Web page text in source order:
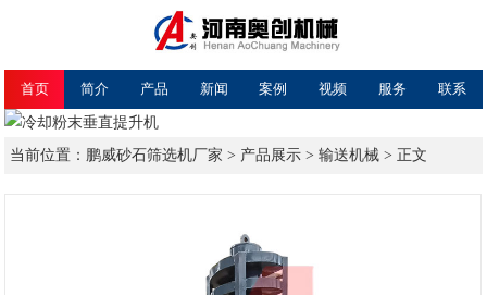
首页 简介 产品 新闻 案例 视频 服务 联系
当前位置： 鹏威砂石筛选机厂家 > 产品展示> 输送机械> 正文